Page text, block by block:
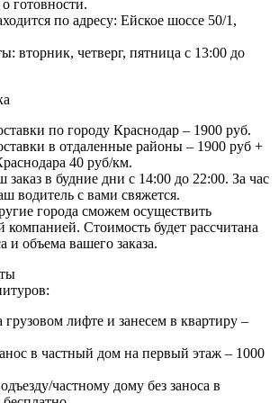
готовности.
по адресу: Ейское шоссе 50/1,
вторник, четверг, пятница с 13:00 до
по городу Краснодар – 1900 руб.
в отдаленные районы – 1900 руб +
40 руб/км.
заказ в будние дни с 14:00 до 22:00. За час
водитель с вами свяжется.
города сможем осуществить
компанией. Стоимость будет рассчитана
и объема вашего заказа.
лифте и занесем в квартиру –
в частный дом на первый этаж – 1000
частному дому без заноса в